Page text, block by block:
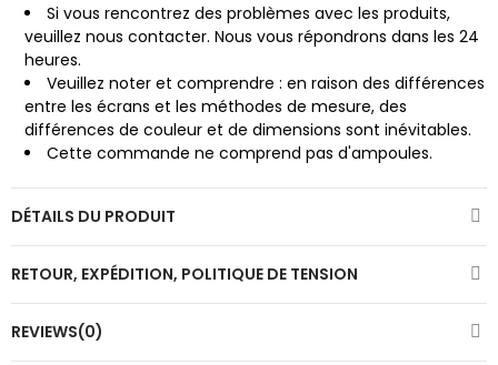
Si vous rencontrez des problèmes avec les produits,
veuillez nous contacter. Nous vous répondrons dans les 24
heures.
Veuillez noter et comprendre : en raison des différences
entre les écrans et les méthodes de mesure, des
différences de couleur et de dimensions sont inévitables.
Cette commande ne comprend pas d'ampoules.
DÉTAILS DU PRODUIT
RETOUR, EXPÉDITION, POLITIQUE DE TENSION
REVIEWS(0)